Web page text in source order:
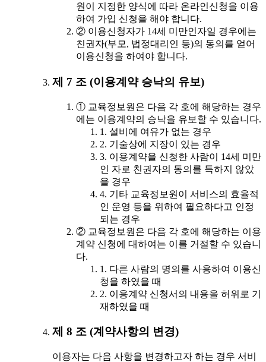
원이 지정한 양식에 따라 온라인신청을 이용
하여 가입 신청을 해야 합니다.
② 이용신청자가 14세 미만인자일 경우에는
친권자(부모, 법정대리인 등)의 동의를 얻어
이용신청을 하여야 합니다.
제 7 조 (이용계약 승낙의 유보)
① 교육정보원은 다음 각 호에 해당하는 경우
에는 이용계약의 승낙을 유보할 수 있습니다.
1. 설비에 여유가 없는 경우
2. 기술상에 지장이 있는 경우
3. 이용계약을 신청한 사람이 14세 미만
인 자로 친권자의 동의를 득하지 않았
을 경우
4. 기타 교육정보원이 서비스의 효율적
인 운영 등을 위하여 필요하다고 인정
되는 경우
② 교육정보원은 다음 각 호에 해당하는 이용
계약 신청에 대하여는 이를 거절할 수 있습니
다.
1. 다른 사람의 명의를 사용하여 이용신
청을 하였을 때
2. 이용계약 신청서의 내용을 허위로 기
재하였을 때
제 8 조 (계약사항의 변경)
이용자는 다음 사항을 변경하고자 하는 경우 서비